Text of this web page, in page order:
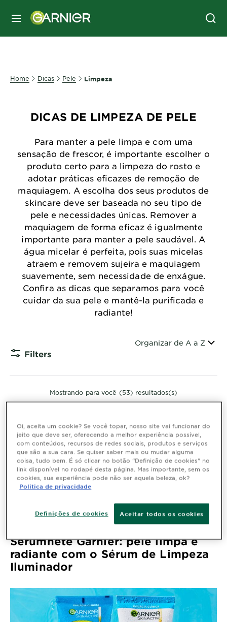
MENU
Home Dicas Pele Limpeza
DICAS DE LIMPEZA DE PELE
Para manter a pele limpa e com uma
sensação de frescor, é importante escolher o
produto certo para a limpeza do rosto e
adotar práticas eficazes de remoção de
maquiagem. A escolha dos seus produtos de
skincare deve ser baseada no seu tipo de
pele e necessidades únicas. Remover a
maquiagem de forma eficaz é igualmente
importante para manter a pele saudável. A
água micelar é perfeita, pois suas micelas
atraem e removem sujeira e maquiagem
suavemente, sem necessidade de enxágue.
Confira as dicas que separamos para você
cuidar da sua pele e mantê-la purificada e
radiante!
Filters
Organizar por
Organizar de A a Z
Mostrando para você (53) resultados(s)
Sérumnete Garnier: pele limpa e
radiante com o Sérum de Limpeza
Iluminador
Oi, aceita um cookie? Se você topar, nosso site vai funcionar do
jeito que deve ser, oferecendo a melhor experiência possível,
com conteúdos, recursos de redes sociais, produtos e serviços
que são a sua cara. Se quiser saber mais ou mudar alguma
coisa, tudo bem. É só clicar no botão “Definição de cookies” no
link disponível no rodapé desta página. Mas importante, sem os
cookies, sua experiência pode não ser aquela beleza, ok?
Politica de privacidade
Definições de cookies Aceitar todos os cookies